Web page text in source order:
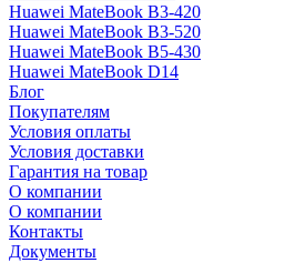
Huawei MateBook B3-420
Huawei MateBook B3-520
Huawei MateBook B5-430
Huawei MateBook D14
Блог
Покупателям
Условия оплаты
Условия доставки
Гарантия на товар
О компании
О компании
Контакты
Документы